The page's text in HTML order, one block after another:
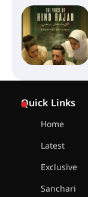
Quick Links
Home
Latest
Exclusive
Sanchari